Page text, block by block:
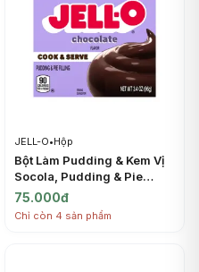
JELL-O•Hộp
Bột Làm Pudding & Kem Vị
Socola, Pudding & Pie
Filling, Chocolate Flavor,
3.4 oz (96g) - JELL-O
75.000đ
Chỉ còn 4 sản phẩm